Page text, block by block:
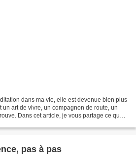
dans ma vie, elle est devenue bien plus
un art de vivre, un compagnon de route, un
Dans cet article, je vous partage ce que
pas à pas